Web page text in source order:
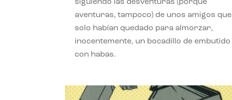
siguiendo las desventuras (porque
aventuras, tampoco) de unos amigos que
solo habían quedado para almorzar,
inocentemente, un bocadillo de embutido
con habas.